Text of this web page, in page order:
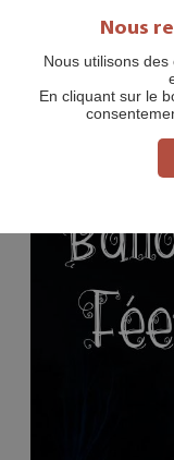
Nous
Nous utilisons
En cliquant sur le